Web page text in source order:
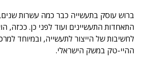
ברוש עוסק בתעשייה כבר כמה עשרות
התאחדות התעשיינים ועוד לפני כן. ככזה,
לחשיבות של הייצור לתעשייה, ובמיוחד
ההיי-טק במשק הישראלי.